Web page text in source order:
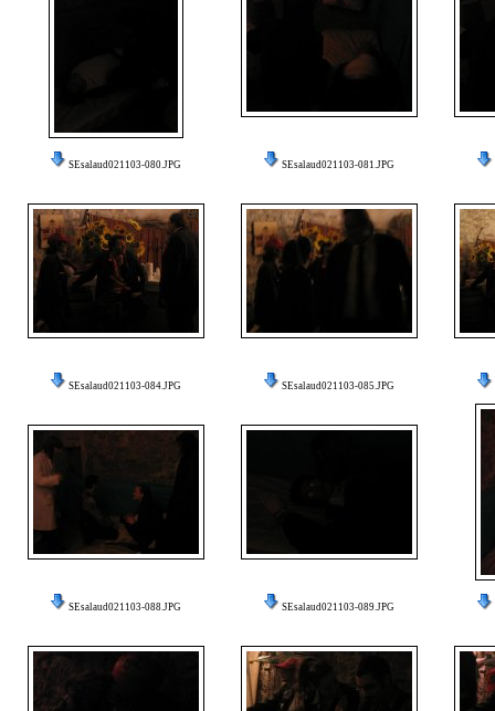
SEsalaud021103-080.JPG SEsalaud021103-081.JPG
SEsalaud021103-084.JPG SEsalaud021103-085.JPG
SEsalaud021103-088.JPG SEsalaud021103-089.JPG